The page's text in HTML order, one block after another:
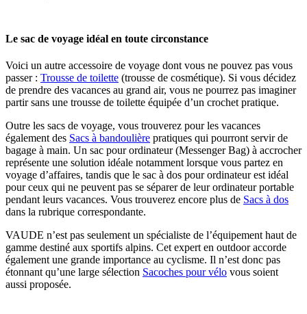
Le sac de voyage idéal en toute circonstance
Voici un autre accessoire de voyage dont vous ne pouvez pas vous
passer : Trousse de toilette (trousse de cosmétique). Si vous décidez
de prendre des vacances au grand air, vous ne pourrez pas imaginer
partir sans une trousse de toilette équipée d’un crochet pratique.
Outre les sacs de voyage, vous trouverez pour les vacances
également des Sacs à bandoulière pratiques qui pourront servir de
bagage à main. Un sac pour ordinateur (Messenger Bag) à accrocher
représente une solution idéale notamment lorsque vous partez en
voyage d’affaires, tandis que le sac à dos pour ordinateur est idéal
pour ceux qui ne peuvent pas se séparer de leur ordinateur portable
pendant leurs vacances. Vous trouverez encore plus de Sacs à dos
dans la rubrique correspondante.
VAUDE n’est pas seulement un spécialiste de l’équipement haut de
gamme destiné aux sportifs alpins. Cet expert en outdoor accorde
également une grande importance au cyclisme. Il n’est donc pas
étonnant qu’une large sélection Sacoches pour vélo vous soient
aussi proposée.